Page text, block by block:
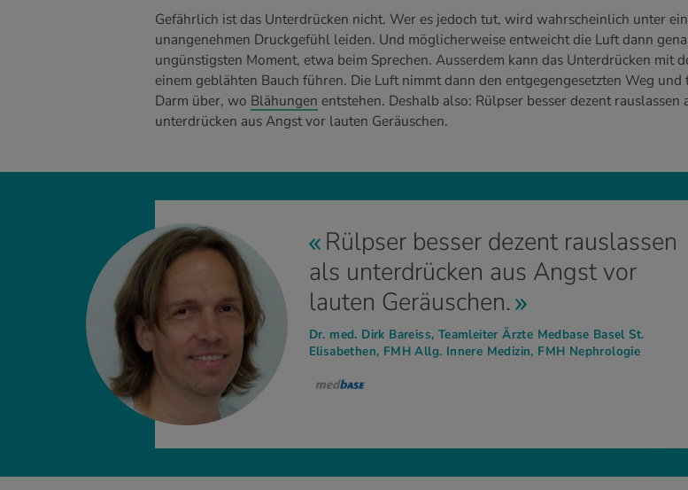
Gefährlich ist das Unterdrücken nicht. Wer es jedoch tut, wird wahrscheinlich unter
unangenehmen Druckgefühl leiden. Und möglicherweise entweicht die Luft dann
ungünstigsten Moment, etwa beim Sprechen. Ausserdem kann das Unterdrücken mit
einem geblähten Bauch führen. Die Luft nimmt dann den entgegengesetzten Weg
Darm über, wo Blähungen entstehen. Deshalb also: Rülpser besser dezent rauslassen
unterdrücken aus Angst vor lauten Geräuschen.
Rülpser besser dezent rauslassen
als unterdrücken aus Angst vor
lauten Geräuschen.
Dr. med. Dirk Bareiss, Teamleiter Ärzte Medbase Basel St.
Elisabethen, FMH Allg. Innere Medizin, FMH Nephrologie